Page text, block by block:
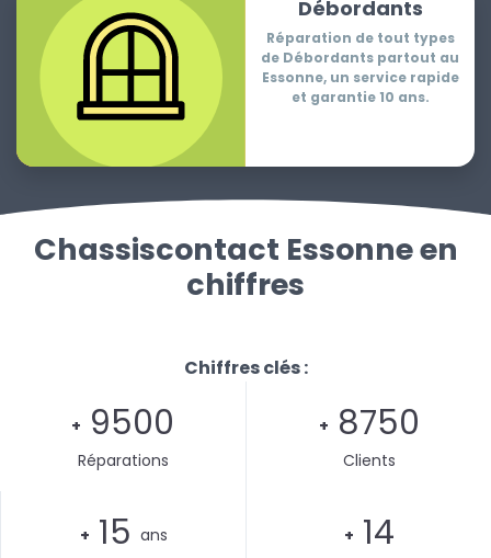
Débordants
Réparation de tout types
de Débordants partout au
Essonne, un service rapide
et garantie 10 ans.
Chassiscontact Essonne en
chiffres
Chiffres clés :
+ 9500
Réparations
+ 8750
Clients
+ 15 ans
+ 14